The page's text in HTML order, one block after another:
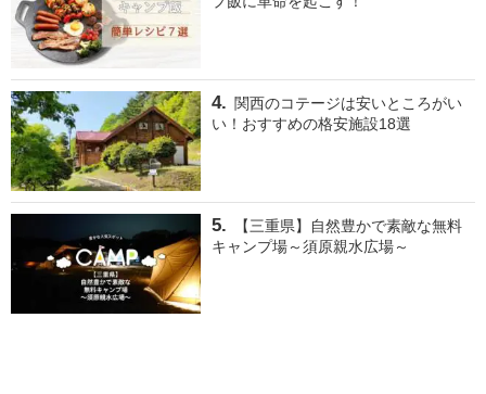
関西のコテージは安いところがい
い！おすすめの格安施設18選
【三重県】自然豊かで素敵な無料
キャンプ場～須原親水広場～